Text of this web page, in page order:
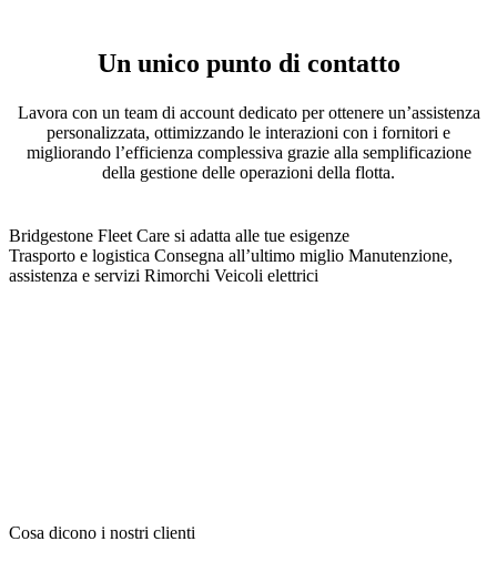
Un unico punto di contatto
Lavora con un team di account dedicato per ottenere un’assistenza
personalizzata, ottimizzando le interazioni con i fornitori e
migliorando l’efficienza complessiva grazie alla semplificazione
della gestione delle operazioni della flotta.
Bridgestone Fleet Care si adatta alle tue esigenze
Trasporto e logistica Consegna all’ultimo miglio Manutenzione,
assistenza e servizi Rimorchi Veicoli elettrici
Cosa dicono i nostri clienti